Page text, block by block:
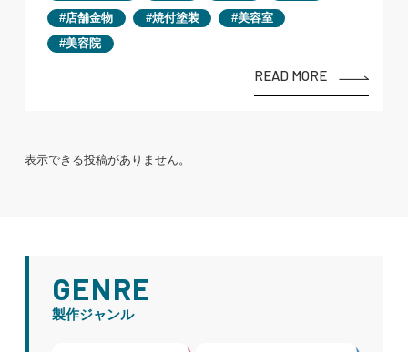
店舗金物
焼付塗装
美容室
美容院
READ MORE
表示できる投稿がありません。
GENRE
製作ジャンル